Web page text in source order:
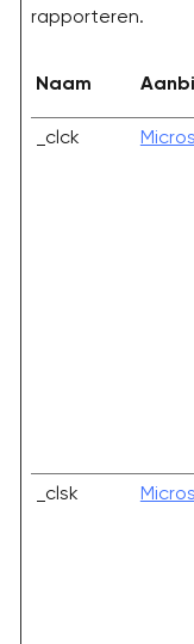
rapporteren.
Naam
_clck
_clsk